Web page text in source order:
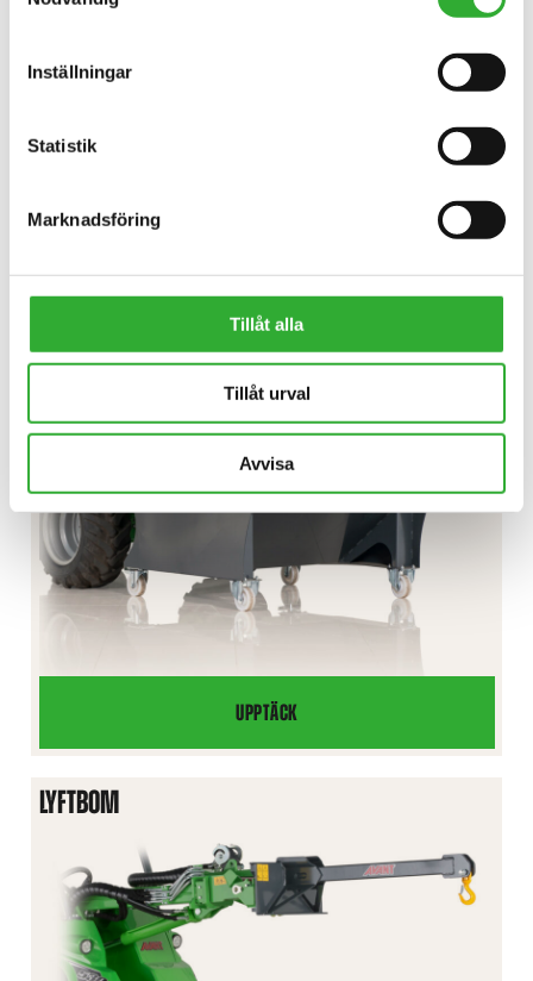
Inställningar
Statistik
Marknadsföring
Tillåt alla
Tillåt urval
Avvisa
AVFALLSBEHÅLLARE
UPPTÄCK
AVFALLSBEHÅLLARE
LYFTBOM